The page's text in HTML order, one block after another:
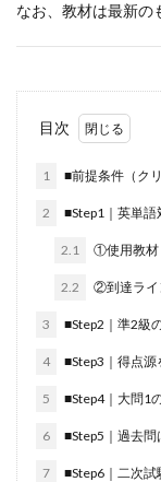
なお、教材は最新の
目次
1 ■前提条件（ク
2 ■Step1｜英単語
2.1 ①使用教材
2.2 ②到達ライ
3 ■Step2｜準2級
4 ■Step3｜得点源
5 ■Step4｜大問1
6 ■Step5｜過去問
7 ■Step6｜二次